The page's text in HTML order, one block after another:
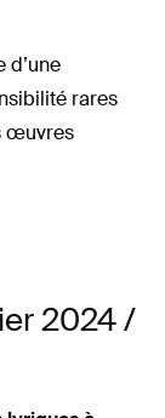
d’une
rares
œuvres
2024 /